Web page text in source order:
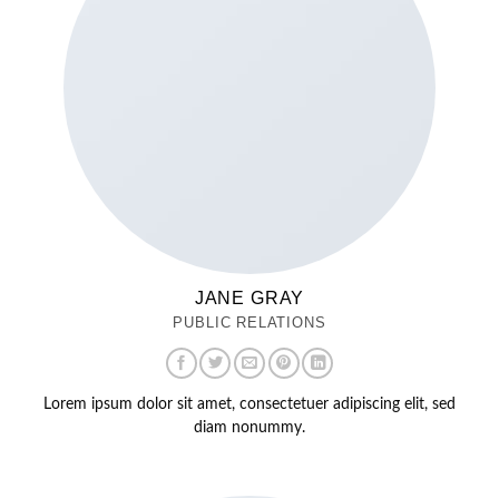
JANE GRAY
PUBLIC RELATIONS
Lorem ipsum dolor sit amet, consectetuer adipiscing elit, sed
diam nonummy.